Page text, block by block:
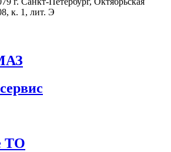
к. 1, лит. Э
ТО